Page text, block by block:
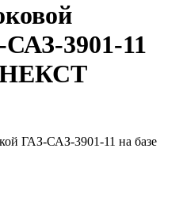
САЗ-3901-11
НЕКСТ